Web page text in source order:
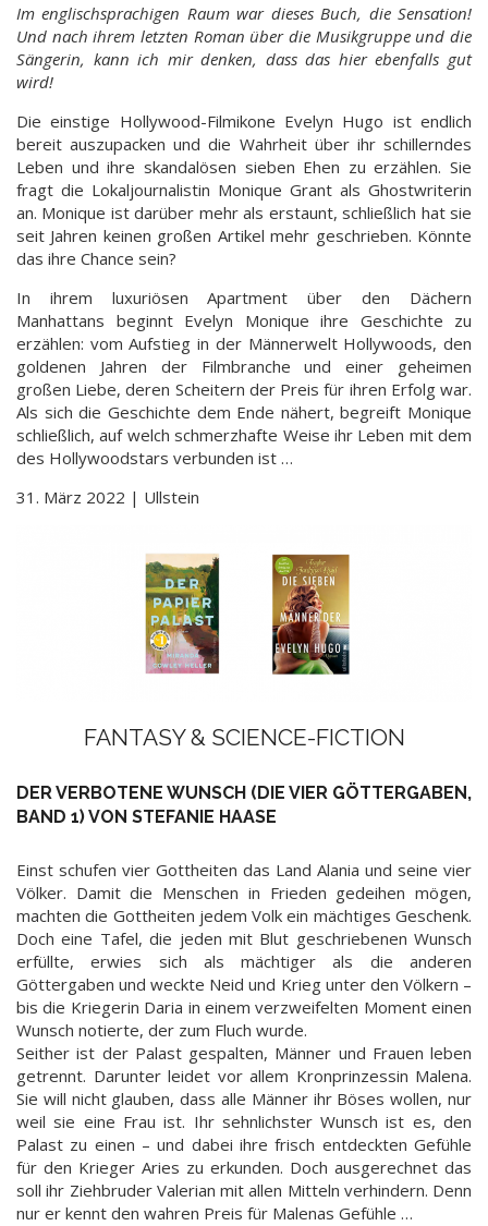
Im englischsprachigen Raum war dieses Buch, die Sensation!
Und nach ihrem letzten Roman über die Musikgruppe und die
Sängerin, kann ich mir denken, dass das hier ebenfalls gut
wird!
Die einstige Hollywood-Filmikone Evelyn Hugo ist endlich
bereit auszupacken und die Wahrheit über ihr schillerndes
Leben und ihre skandalösen sieben Ehen zu erzählen. Sie
fragt die Lokaljournalistin Monique Grant als Ghostwriterin
an. Monique ist darüber mehr als erstaunt, schließlich hat sie
seit Jahren keinen großen Artikel mehr geschrieben. Könnte
das ihre Chance sein?
In ihrem luxuriösen Apartment über den Dächern
Manhattans beginnt Evelyn Monique ihre Geschichte zu
erzählen: vom Aufstieg in der Männerwelt Hollywoods, den
goldenen Jahren der Filmbranche und einer geheimen
großen Liebe, deren Scheitern der Preis für ihren Erfolg war.
Als sich die Geschichte dem Ende nähert, begreift Monique
schließlich, auf welch schmerzhafte Weise ihr Leben mit dem
des Hollywoodstars verbunden ist …
31. März 2022 | Ullstein
FANTASY & SCIENCE-FICTION
DER VERBOTENE WUNSCH (DIE VIER GÖTTERGABEN,
BAND 1) VON STEFANIE HAASE
Einst schufen vier Gottheiten das Land Alania und seine vier
Völker. Damit die Menschen in Frieden gedeihen mögen,
machten die Gottheiten jedem Volk ein mächtiges Geschenk.
Doch eine Tafel, die jeden mit Blut geschriebenen Wunsch
erfüllte, erwies sich als mächtiger als die anderen
Göttergaben und weckte Neid und Krieg unter den Völkern –
bis die Kriegerin Daria in einem verzweifelten Moment einen
Wunsch notierte, der zum Fluch wurde.
Seither ist der Palast gespalten, Männer und Frauen leben
getrennt. Darunter leidet vor allem Kronprinzessin Malena.
Sie will nicht glauben, dass alle Männer ihr Böses wollen, nur
weil sie eine Frau ist. Ihr sehnlichster Wunsch ist es, den
Palast zu einen – und dabei ihre frisch entdeckten Gefühle
für den Krieger Aries zu erkunden. Doch ausgerechnet das
soll ihr Ziehbruder Valerian mit allen Mitteln verhindern. Denn
nur er kennt den wahren Preis für Malenas Gefühle …